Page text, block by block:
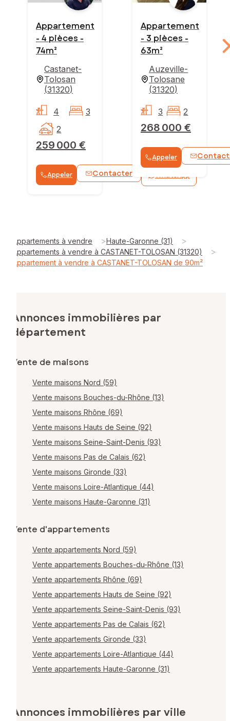
Appartement
- 4 pièces -
74m²
Castanet-
Tolosan
(31320)
259 000 €
4
3
2
Appeler Contacter WhatsApp
Appartement
- 3 pièces -
63m²
Auzeville-
Tolosane
(31320)
268 000 €
3 2
Appeler
Appartements à vendre >Haute-Garonne (31) >
Appartements à vendre à CASTANET-TOLOSAN (31320) >
Appartement à vendre à CASTANET-TOLOSAN de 90m²
Annonces immobilières par
département
Vente de maisons
Vente maisons Nord (59)
Vente maisons Bouches-du-Rhône (13)
Vente maisons Rhône (69)
Vente maisons Hauts de Seine (92)
Vente maisons Seine-Saint-Denis (93)
Vente maisons Pas de Calais (62)
Vente maisons Gironde (33)
Vente maisons Loire-Atlantique (44)
Vente maisons Haute-Garonne (31)
Vente d'appartements
Vente appartements Nord (59)
Vente appartements Bouches-du-Rhône (13)
Vente appartements Rhône (69)
Vente appartements Hauts de Seine (92)
Vente appartements Seine-Saint-Denis (93)
Vente appartements Pas de Calais (62)
Vente appartements Gironde (33)
Vente appartements Loire-Atlantique (44)
Vente appartements Haute-Garonne (31)
Annonces immobilières par ville